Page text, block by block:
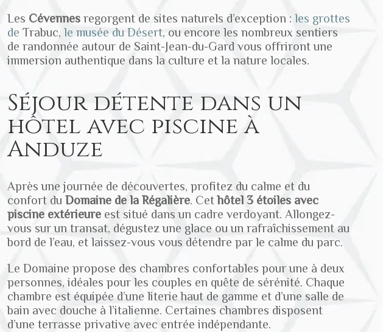
Les Cévennes regorgent de sites naturels d’exception :les grottes
deTrabuc,le musée du Désert, ou encore les nombreux sentiers
de randonnée autour de Saint-Jean-du-Gard vous offriront une
immersion authentique dans la culture et la nature locales.
Séjour détente dans un
hôtel avec piscine à
Anduze
Après une journée de découvertes, profitez du calme et du
confort duDomaine de laRégalière. Cethôtel 3 étoiles avec
piscine extérieure est situé dans un cadre verdoyant. Allongez-
vous sur un transat, dégustez une glace ou un rafraîchissement au
bord de l’eau, et laissez-vous vous détendre par le calme du parc.
Le Domaine propose des chambres confortables pour une à deux
personnes, idéales pour les couples en quête de sérénité. Chaque
chambre est équipée d’une literie haut de gamme et d’une salle de
bain avec douche à l’italienne. Certaines chambres disposent
d’une terrasse privative avec entrée indépendante.